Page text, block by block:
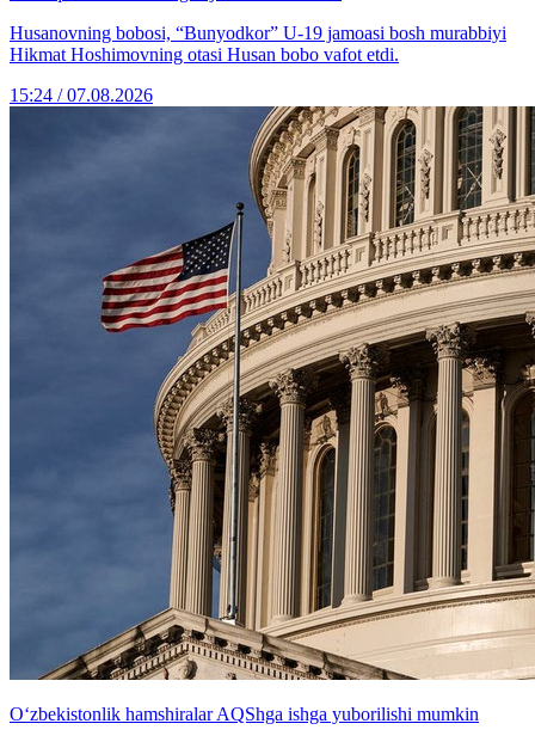
Husanovning bobosi, “Bunyodkor” U-19 jamoasi bosh murabbiyi
Hikmat Hoshimovning otasi Husan bobo vafot etdi.
15:24 / 07.08.2026
O‘zbekistonlik hamshiralar AQShga ishga yuborilishi mumkin